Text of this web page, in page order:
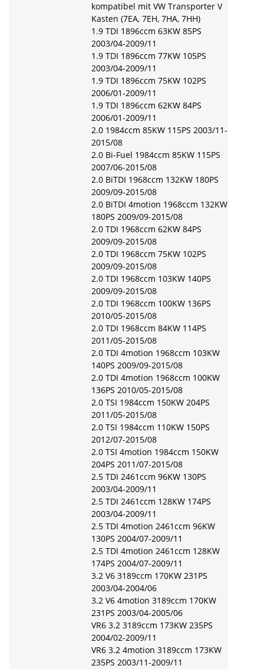
kompatibel mit VW Transporter V
Kasten (7EA, 7EH, 7HA, 7HH)
1.9 TDI 1896ccm 63KW 85PS
2003/04-2009/11
1.9 TDI 1896ccm 77KW 105PS
2003/04-2009/11
1.9 TDI 1896ccm 75KW 102PS
2006/01-2009/11
1.9 TDI 1896ccm 62KW 84PS
2006/01-2009/11
2.0 1984ccm 85KW 115PS 2003/11-
2015/08
2.0 Bi-Fuel 1984ccm 85KW 115PS
2007/06-2015/08
2.0 BiTDI 1968ccm 132KW 180PS
2009/09-2015/08
2.0 BiTDI 4motion 1968ccm 132KW
180PS 2009/09-2015/08
2.0 TDI 1968ccm 62KW 84PS
2009/09-2015/08
2.0 TDI 1968ccm 75KW 102PS
2009/09-2015/08
2.0 TDI 1968ccm 103KW 140PS
2009/09-2015/08
2.0 TDI 1968ccm 100KW 136PS
2010/05-2015/08
2.0 TDI 1968ccm 84KW 114PS
2011/05-2015/08
2.0 TDI 4motion 1968ccm 103KW
140PS 2009/09-2015/08
2.0 TDI 4motion 1968ccm 100KW
136PS 2010/05-2015/08
2.0 TSI 1984ccm 150KW 204PS
2011/05-2015/08
2.0 TSI 1984ccm 110KW 150PS
2012/07-2015/08
2.0 TSI 4motion 1984ccm 150KW
204PS 2011/07-2015/08
2.5 TDI 2461ccm 96KW 130PS
2003/04-2009/11
2.5 TDI 2461ccm 128KW 174PS
2003/04-2009/11
2.5 TDI 4motion 2461ccm 96KW
130PS 2004/07-2009/11
2.5 TDI 4motion 2461ccm 128KW
174PS 2004/07-2009/11
3.2 V6 3189ccm 170KW 231PS
2003/04-2004/06
3.2 V6 4motion 3189ccm 170KW
231PS 2003/04-2005/06
VR6 3.2 3189ccm 173KW 235PS
2004/02-2009/11
VR6 3.2 4motion 3189ccm 173KW
235PS 2003/11-2009/11